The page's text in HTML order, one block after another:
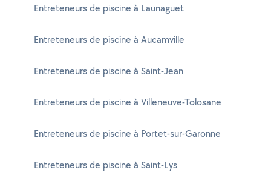
Entreteneurs de piscine à Launaguet
Entreteneurs de piscine à Aucamville
Entreteneurs de piscine à Saint-Jean
Entreteneurs de piscine à Villeneuve-Tolosane
Entreteneurs de piscine à Portet-sur-Garonne
Entreteneurs de piscine à Saint-Lys